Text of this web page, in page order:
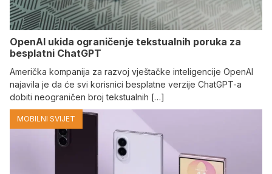
OpenAI ukida ograničenje tekstualnih poruka za
besplatni ChatGPT
Američka kompanija za razvoj vještačke inteligencije OpenAI
najavila je da će svi korisnici besplatne verzije ChatGPT-a
dobiti neograničen broj tekstualnih […]
MOBILNI SVIJET